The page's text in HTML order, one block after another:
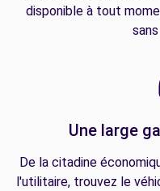
disponible à tout
Une large
De la citadine
l'utilitaire, trouvez le